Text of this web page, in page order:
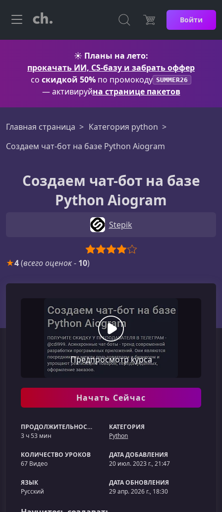
Войти
☀️ Планы на лето:
прокачать ИИ, CS-базу и забрать оффер
со скидкой 50% по промокоду SUMMER26
— активируйна странице пакетов
Главная страница
Категория python
Создаем чат-бот на базе Python Aiogram
Создаем чат-бот на базе
Python Aiogram
Stepik
★4(всего оценок- 10)
Предпросмотр курса
Начать Сейчас
ПРОДОЛЖИТЕЛЬНОСТЬ
3 ч 53 мин
КАТЕГОРИЯ
Python
КОЛИЧЕСТВО УРОКОВ
67 Видео
ДАТА ДОБАВЛЕНИЯ
20 июл. 2023 г., 21:47
ЯЗЫК
Русский
ДАТА ОБНОВЛЕНИЯ
29 апр. 2026 г., 18:30